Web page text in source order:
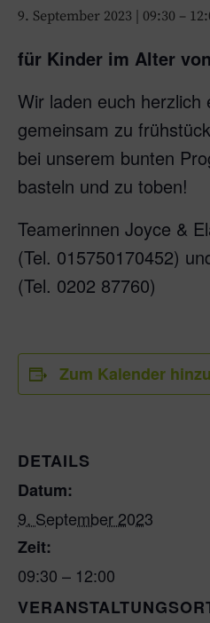
9. September 2023 | 09:30 –
für Kinder im Alter
Wir laden euch herzlich
gemeinsam zu
bei unserem bunten
basteln und zu toben!
Teamerinnen Joyce &
(Tel. 015750170452)
(Tel. 0202 87760)
Zum Kalender
DETAILS
Datum:
9. September 2023
Zeit:
09:30 – 12:00